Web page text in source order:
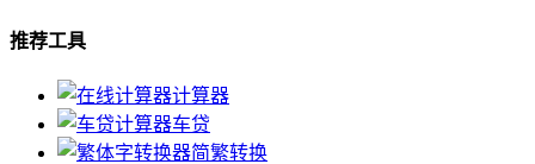
推荐工具
计算器
车贷
简繁转换